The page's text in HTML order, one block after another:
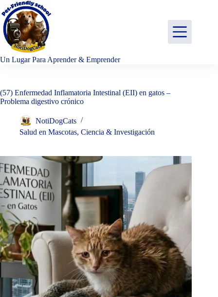
Saltar
al
contenido
Un Lugar Para Aprender & Emprender
(57) Enfermedad Inflamatoria Intestinal (EII) en gatos –
Problema digestivo crónico
NotiDogCats
Salud en Mascotas, Ciencia & Investigación